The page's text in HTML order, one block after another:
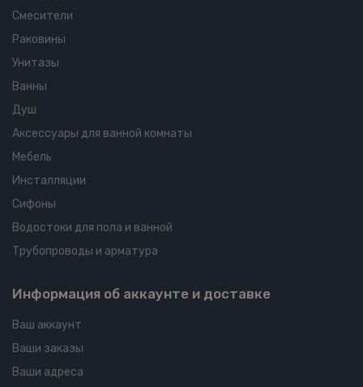
Смесители
Раковины
Унитазы
Ванны
Душ
Аксессуары для ванной комнаты
Мебель
Инсталляции
Сифоны
Водостоки для пола и ванной
Трубопроводы и арматура
Информация об аккаунте и доставке
Ваш аккаунт
Ваши заказы
Ваши адреса